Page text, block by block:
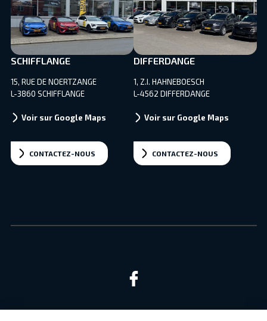
SCHIFFLANGE
15, RUE DE NOERTZANGE
L-3860 SCHIFFLANGE
Voir sur Google Maps
CONTACTEZ-NOUS
DIFFERDANGE
1, Z.I. HAHNEBOESCH
L-4562 DIFFERDANGE
Voir sur Google Maps
CONTACTEZ-NOUS